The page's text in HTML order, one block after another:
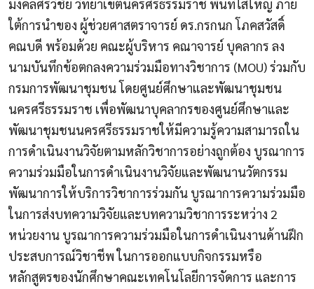
มงคลศรีวิชัย วิทยาเขตนครศรีธรรมราช พื้นที่ไสใหญ่ ภาย
ใต้การนำของ ผู้ช่วยศาสตราจารย์ ดร.กรกนก โภคสวัสดิ์
คณบดี พร้อมด้วย คณะผู้บริหาร คณาจารย์ บุคลากร ลง
นามบันทึกข้อตกลงความร่วมมือทางวิชาการ (MOU) ร่วมกับ
กรมการพัฒนาชุมชน โดยศูนย์ศึกษาและพัฒนาชุมชน
นครศรีธรรมราช เพื่อพัฒนาบุคลากรของศูนย์ศึกษาและ
พัฒนาชุมชนนครศรีธรรมราชให้มีความรู้ความสามารถใน
การดำเนินงานวิจัยตามหลักวิชาการอย่างถูกต้อง บูรณาการ
ความร่วมมือในการดำเนินงานวิจัยและพัฒนานวัตกรรม
พัฒนาการให้บริการวิชาการร่วมกัน บูรณาการความร่วมมือ
ในการส่งบทความวิจัยและบทความวิชาการระหว่าง 2
หน่วยงาน บูรณาการความร่วมมือในการดำเนินงานด้านฝึก
ประสบการณ์วิชาชีพ ในการออกแบบกิจกรรมหรือ
หลักสูตรของนักศึกษาคณะเทคโนโลยีการจัดการ และการ